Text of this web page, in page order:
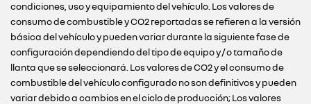
condiciones, uso y equipamiento del vehículo. Los valores de
consumo de combustible y CO2 reportadas se refieren a la versión
básica del vehículo y pueden variar durante la siguiente fase de
configuración dependiendo del tipo de equipo y / o tamaño de
llanta que se seleccionará. Los valores de CO2 y el consumo de
combustible del vehículo configurado no son definitivos y pueden
variar debido a cambios en el ciclo de producción; Los valores